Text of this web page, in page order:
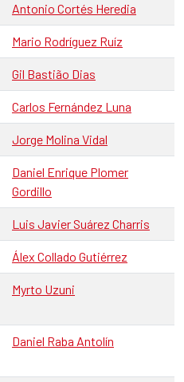
Antonio Cortés Heredia
Mario Rodríguez Ruíz
Gil Bastião Dias
Carlos Fernández Luna
Jorge Molina Vidal
Daniel Enrique Plomer
Gordillo
Luis Javier Suárez Charris
Álex Collado Gutiérrez
Myrto Uzuni
Daniel Raba Antolín